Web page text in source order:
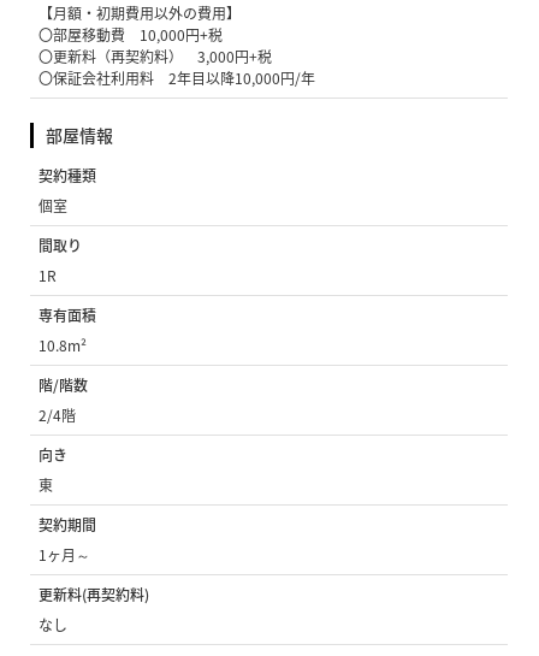
【月額・初期費用以外の費用】
〇部屋移動費 10,000円+税
〇更新料（再契約料） 3,000円+税
〇保証会社利用料 2年目以降10,000円/年
部屋情報
契約種類
個室
間取り
1R
専有面積
10.8m²
階/階数
2/4階
向き
東
契約期間
1ヶ月～
更新料(再契約料)
なし